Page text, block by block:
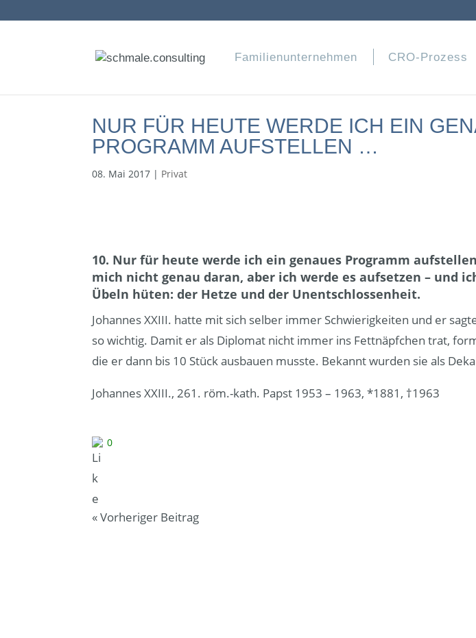
Familienunternehmen CRO-Prozess
NUR FÜR HEUTE WERDE ICH EIN
PROGRAMM AUFSTELLEN …
08. Mai 2017 | Privat
10. Nur für heute werde ich ein genaues Programm
mich nicht genau daran, aber ich werde es aufsetzen – und
Übeln hüten: der Hetze und der Unentschlossenheit.
Johannes XXIII. hatte mit sich selber immer Schwierigkeiten und er
so wichtig. Damit er als Diplomat nicht immer ins Fettnäpfchen trat,
die er dann bis 10 Stück ausbauen musste. Bekannt wurden sie als
Johannes XXIII., 261. röm.-kath. Papst 1953 – 1963, *1881, †1963
0
«Vorheriger Beitrag